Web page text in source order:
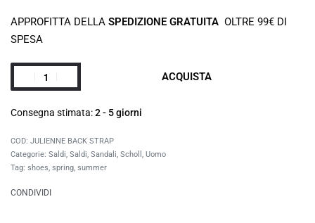
APPROFITTA DELLA SPEDIZIONE GRATUITA OLTRE 99€ DI
SPESA
ACQUISTA
Consegna stimata:2 - 5 giorni
JULIENNE BACK STRAP
Categorie: Saldi, Saldi, Sandali, Scholl , Uomo
Tag: shoes, spring, summer
CONDIVIDI